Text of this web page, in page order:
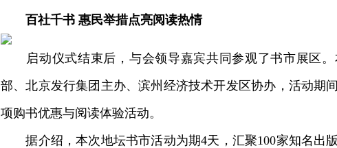
百社千书 惠民举措点亮阅读热情
启动仪式结束后，与会领导嘉宾共同参观了书市展区。
部、北京发行集团主办、滨州经济技术开发区协办，活动期
项购书优惠与阅读体验活动。
据介绍，本次地坛书市活动为期4天，汇聚100家知名出